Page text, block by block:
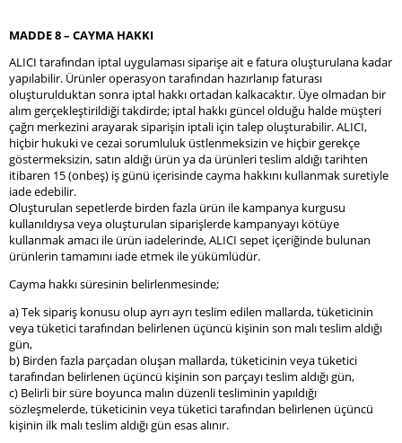
MADDE 8 – CAYMA HAKKI
ALICI tarafından iptal uygulaması siparişe ait e fatura oluşturulana kadar
yapılabilir. Ürünler operasyon tarafından hazırlanıp faturası
oluşturulduktan sonra iptal hakkı ortadan kalkacaktır. Üye olmadan bir
alım gerçekleştirildiği takdirde; iptal hakkı güncel olduğu halde müşteri
çağrı merkezini arayarak siparişin iptali için talep oluşturabilir. ALICI,
hiçbir hukuki ve cezai sorumluluk üstlenmeksizin ve hiçbir gerekçe
göstermeksizin, satın aldığı ürün ya da ürünleri teslim aldığı tarihten
itibaren 15 (onbeş) iş günü içerisinde cayma hakkını kullanmak suretiyle
iade edebilir.
Oluşturulan sepetlerde birden fazla ürün ile kampanya kurgusu
kullanıldıysa veya oluşturulan siparişlerde kampanyayı kötüye
kullanmak amacı ile ürün iadelerinde, ALICI sepet içeriğinde bulunan
ürünlerin tamamını iade etmek ile yükümlüdür.
Cayma hakkı süresinin belirlenmesinde;
a) Tek sipariş konusu olup ayrı ayrı teslim edilen mallarda, tüketicinin
veya tüketici tarafından belirlenen üçüncü kişinin son malı teslim aldığı
gün,
b) Birden fazla parçadan oluşan mallarda, tüketicinin veya tüketici
tarafından belirlenen üçüncü kişinin son parçayı teslim aldığı gün,
c) Belirli bir süre boyunca malın düzenli tesliminin yapıldığı
sözleşmelerde, tüketicinin veya tüketici tarafından belirlenen üçüncü
kişinin ilk malı teslim aldığı gün esas alınır.